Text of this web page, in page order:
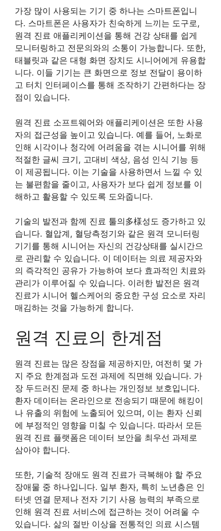
가장 많이 사용되는 기기 중 하나는 스마트폰입니
다. 스마트폰은 사용자가 친숙하게 느끼는 도구로,
원격 진료 애플리케이션을 통해 건강 상태를 쉽게
모니터링하고 전문의와의 소통이 가능합니다. 또한,
태블릿과 같은 대형 화면 장치도 시니어에게 유용합
니다. 이들 기기는 큰 화면으로 정보 전달이 용이하
고 터치 인터페이스를 통해 조작하기 간편하다는 장
점이 있습니다.
원격 진료 소프트웨어와 애플리케이션은 또한 사용
자의 접근성을 높이고 있습니다. 예를 들어, 노화로
인해 시각이나 청각에 어려움을 겪는 시니어를 위해
적절한 글씨 크기, 고대비 색상, 음성 인식 기능 등
이 제공됩니다. 이는 기술을 사용하면서 느낄 수 있
는 불편함을 줄이고, 사용자가 보다 쉽게 정보를 이
해하고 활용할 수 있도록 도와줍니다.
기술의 발전과 함께 진료 툴의多様성도 증가하고 있
습니다. 혈압계, 혈당측정기와 같은 원격 모니터링
기기를 통해 시니어는 자신의 건강상태를 실시간으
로 관리할 수 있습니다. 이 데이터는 의료 제공자와
의 즉각적인 공유가 가능하여 보다 효과적인 치료와
관리가 이루어질 수 있습니다. 이러한 발전은 원격
진료가 시니어 헬스케어의 중요한 구성 요소로 자리
매김하는 것을 가능하게 합니다.
원격 진료의 한계점
원격 진료는 많은 장점을 제공하지만, 여전히 몇 가
지 주요 한계점과 도전 과제에 직면해 있습니다. 가
장 두드러진 문제 중 하나는 개인정보 보호입니다.
환자 데이터는 온라인으로 전송되기 때문에 해킹이
나 유출의 위험에 노출되어 있으며, 이는 환자 신뢰
에 부정적인 영향을 미칠 수 있습니다. 따라서 모든
원격 진료 플랫폼은 데이터 보안을 최우선 과제로
삼아야 합니다.
또한, 기술적 장애도 원격 진료가 극복해야 할 주요
장애물 중 하나입니다. 일부 환자, 특히 노년층은 인
터넷 연결 문제나 전자 기기 사용 능력의 부족으로
인해 원격 진료 서비스에 접근하는 것이 어려울 수
있습니다. 삶의 절반 이상을 전통적인 의료 시스템